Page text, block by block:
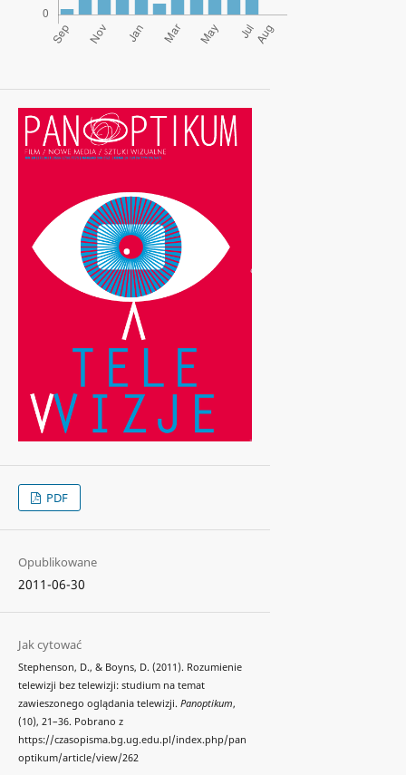
PDF
Opublikowane
2011-06-30
Jak cytować
Stephenson, D., & Boyns, D. (2011). Rozumienie
telewizji bez telewizji: studium na temat
zawieszonego oglądania telewizji. Panoptikum,
(10), 21–36. Pobrano z
https://czasopisma.bg.ug.edu.pl/index.php/pan
optikum/article/view/262